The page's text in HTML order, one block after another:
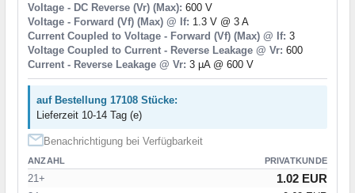
Voltage - DC Reverse (Vr) (Max): 600 V
Voltage - Forward (Vf) (Max) @ If: 1.3 V @ 3 A
Current Coupled to Voltage - Forward (Vf) (Max) @ If: 3
Voltage Coupled to Current - Reverse Leakage @ Vr: 600
Current - Reverse Leakage @ Vr: 3 µA @ 600 V
auf Bestellung 17108 Stücke:
Lieferzeit 10-14 Tag (e)
Benachrichtigung bei Verfügbarkeit
ANZAHL PRIVATKUNDE
21+ 1.02 EUR